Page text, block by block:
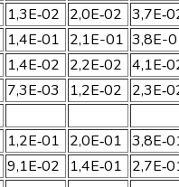
1,3E‑02 2,0E‑02
1,4E‑01 2,1E-01 3,8E-
1,4E‑02 2,2E‑02
7,3E‑03 1,2E‑02
1,2E‑01 2,0E‑01
9,1E‑02 1,4E‑01